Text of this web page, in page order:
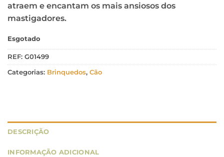
atraem e encantam os mais ansiosos dos
mastigadores.
Esgotado
REF: G01499
Categorias: Brinquedos, Cão
DESCRIÇÃO
INFORMAÇÃO ADICIONAL